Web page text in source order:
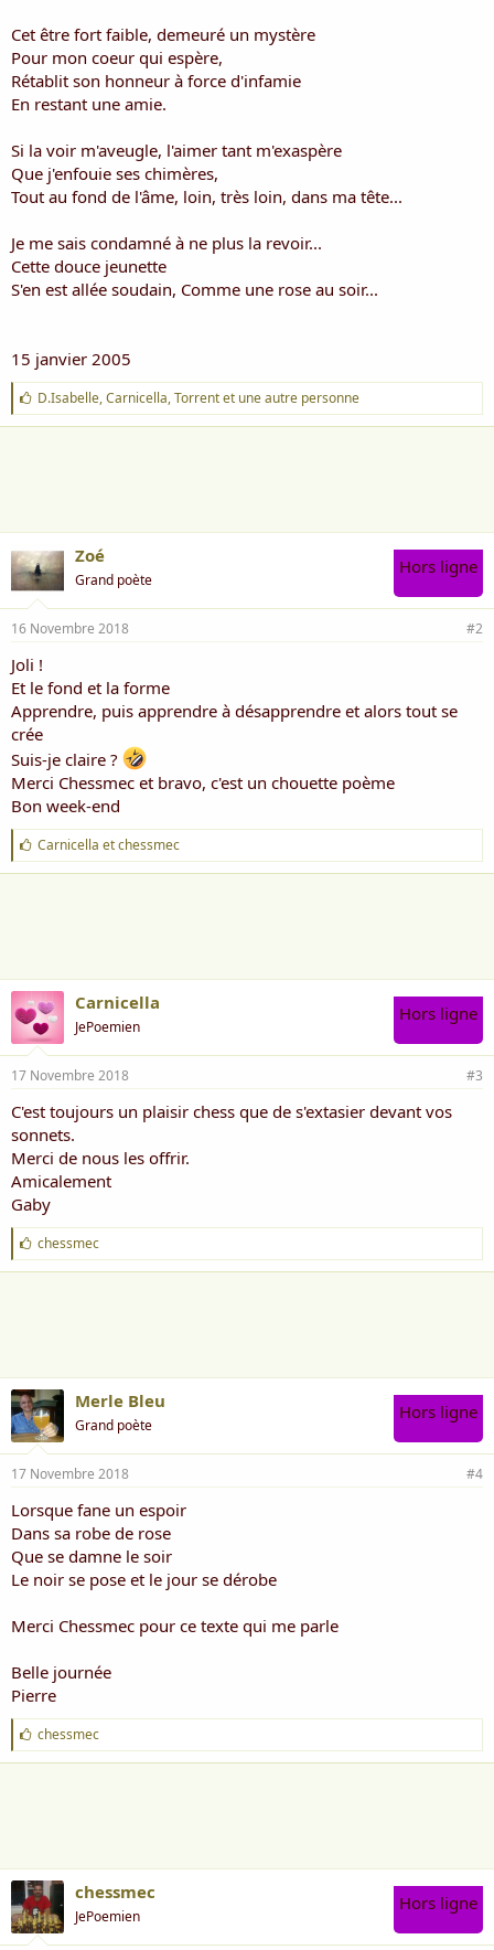
u
s
s
i
n
Cet être fort faible, demeuré un mystère
Pour mon coeur qui espère,
Rétablit son honneur à force d'infamie
En restant une amie.
Si la voir m'aveugle, l'aimer tant m'exaspère
Que j'enfouie ses chimères,
Tout au fond de l'âme, loin, très loin, dans ma tête...
Je me sais condamné à ne plus la revoir...
Cette douce jeunette
S'en est allée soudain, Comme une rose au soir...
15 janvier 2005
J
'
a
D.Isabelle,Carnicella,Torrentet une autre personne
Zoé
Grand poète
Hors ligne
16 Novembre 2018 #2
Joli !
Et le fond et la forme
Apprendre, puis apprendre à désapprendre et alors tout se
crée
Suis-je claire ?
Merci Chessmec et bravo, c'est un chouette poème
Bon week-end
J
'
a
Carnicella etchessmec
Carnicella
JePoemien
Hors ligne
17 Novembre 2018 #3
C'est toujours un plaisir chess que de s'extasier devant vos
sonnets.
Merci de nous les offrir.
Amicalement
Gaby
J
'
a
chessmec
Merle Bleu
Grand poète
Hors ligne
17 Novembre 2018 #4
Lorsque fane un espoir
Dans sa robe de rose
Que se damne le soir
Le noir se pose et le jour se dérobe
Merci Chessmec pour ce texte qui me parle
Belle journée
Pierre
J
'
a
chessmec
chessmec
JePoemien
Hors ligne